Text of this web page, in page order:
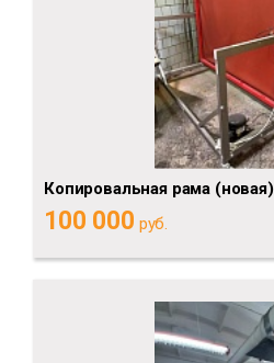
Копировальная рама (новая)
100 000 руб.